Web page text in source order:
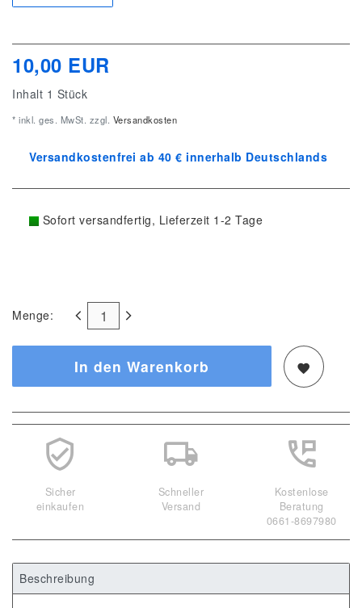
10,00 EUR
Inhalt 1 Stück
* inkl. ges. MwSt. zzgl. Versandkosten
Versandkostenfrei ab 40 € innerhalb Deutschlands
Sofort versandfertig, Lieferzeit 1-2 Tage
Menge:
In den Warenkorb
Sicher
einkaufen
Schneller
Versand
Kostenlose
Beratung
0661-8697980
Beschreibung